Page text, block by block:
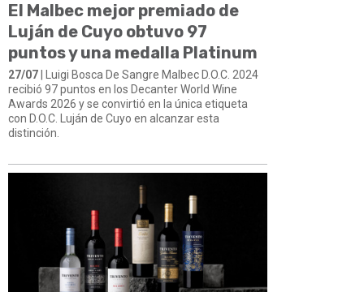
El Malbec mejor premiado de
Luján de Cuyo obtuvo 97
puntos y una medalla Platinum
27/07 | Luigi Bosca De Sangre Malbec D.O.C. 2024
recibió 97 puntos en los Decanter World Wine
Awards 2026 y se convirtió en la única etiqueta
con D.O.C. Luján de Cuyo en alcanzar esta
distinción.